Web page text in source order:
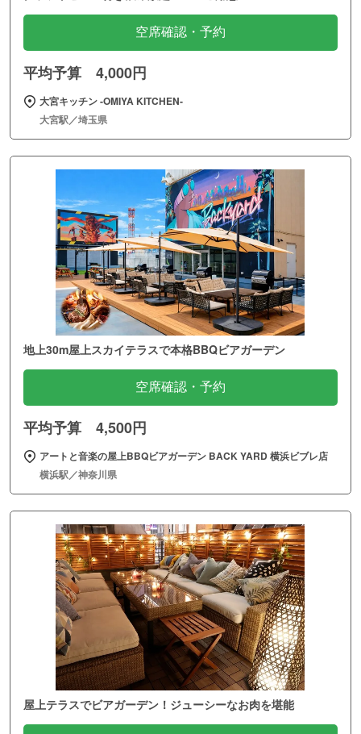
空席確認・予約
平均予算 4,000円
大宮キッチン ‐OMIYA KITCHEN‐
大宮駅／埼玉県
地上30m屋上スカイテラスで本格BBQビアガーデン
空席確認・予約
平均予算 4,500円
アートと音楽の屋上BBQビアガーデン BACK YARD 横浜ビブレ店
横浜駅／神奈川県
屋上テラスでビアガーデン！ジューシーなお肉を堪能